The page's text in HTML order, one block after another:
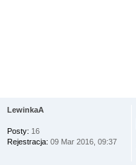
LewinkaA
Posty: 16
Rejestracja: 09 Mar 2016, 09:37